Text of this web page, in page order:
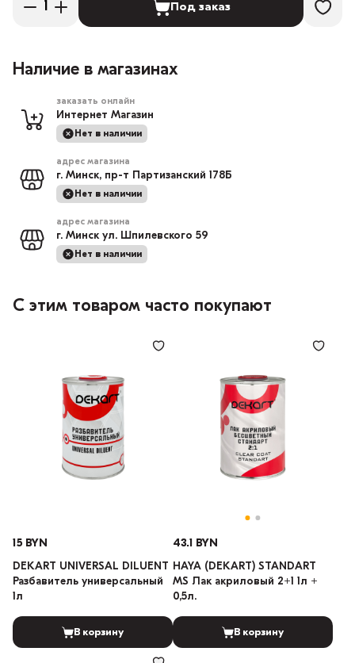
Под заказ
Наличие в магазинах
заказать онлайн
Интернет Магазин
Нет в наличии
адрес магазина
г. Минск, пр-т Партизанский 178Б
Нет в наличии
адрес магазина
г. Минск ул. Шпилевского 59
Нет в наличии
С этим товаром часто покупают
15 BYN
DEKART UNIVERSAL DILUENT
Разбавитель универсальный
1л
В корзину
43.1 BYN
HAYA (DEKART) STANDART
MS Лак акриловый 2+1 1л +
0,5л.
В корзину